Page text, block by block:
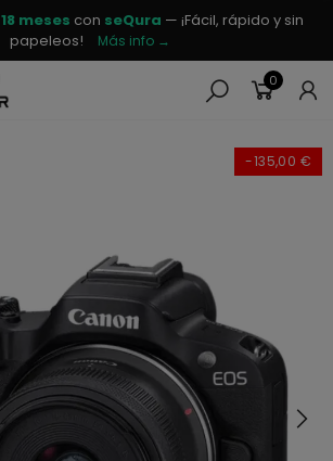
18 meses con seQura — ¡Fácil, rápido y sin
papeleos!
Más info →
0
-135,00 €